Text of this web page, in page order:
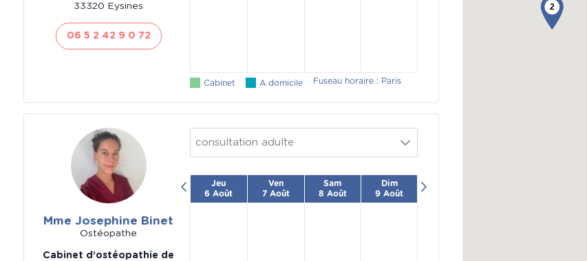
33320 Eysines
06 5 2 42 9 0 72
Cabinet A domicile Fuseau horaire : Paris
Mme Josephine Binet
Ostéopathe
Cabinet d’ostéopathie de
consultation adulte
Jeu
6 Août
Ven
7 Août
Sam
8 Août
Dim
9 Août
2